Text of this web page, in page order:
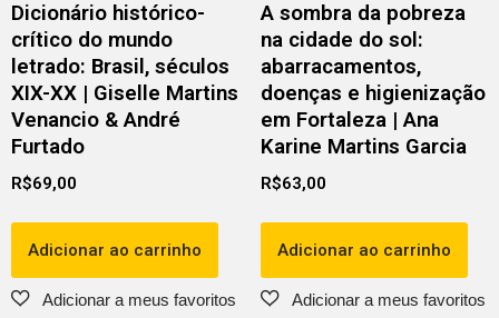
Dicionário histórico-
crítico do mundo
letrado: Brasil, séculos
XIX-XX | Giselle Martins
Venancio & André
Furtado
R$69,00
Adicionar ao carrinho
A sombra da pobreza
na cidade do sol:
abarracamentos,
doenças e higienização
em Fortaleza | Ana
Karine Martins Garcia
R$63,00
Adicionar ao carrinho